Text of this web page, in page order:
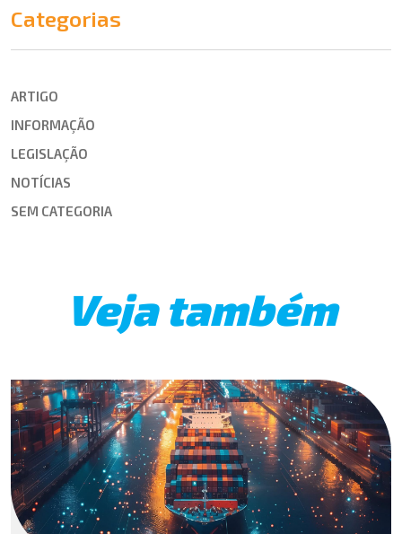
Categorias
ARTIGO
INFORMAÇÃO
LEGISLAÇÃO
NOTÍCIAS
SEM CATEGORIA
Veja também